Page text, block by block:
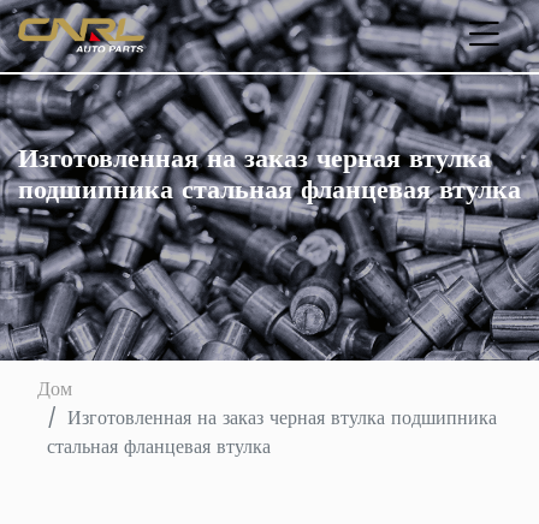
Изготовленная на заказ черная втулка
подшипника стальная фланцевая втулка
Дом
Изготовленная на заказ черная втулка подшипника
стальная фланцевая втулка